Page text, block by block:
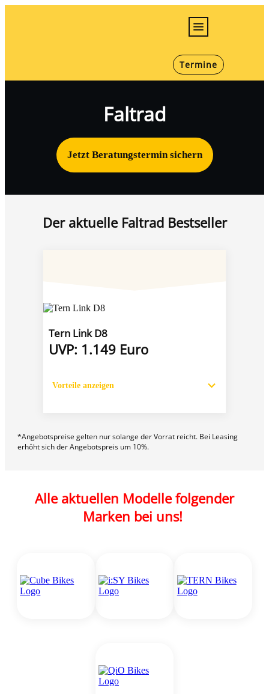
E-Bikes
Bikes
Infos
Karriere
Termine
Faltrad
Jetzt Beratungstermin sichern
Der aktuelle Faltrad Bestseller
Tern Link D8
UVP: 1.149 Euro
Vorteile anzeigen
*Angebotspreise gelten nur solange der Vorrat reicht. Bei Leasing
erhöht sich der Angebotspreis um 10%.
Alle aktuellen Modelle folgender
Marken bei uns!